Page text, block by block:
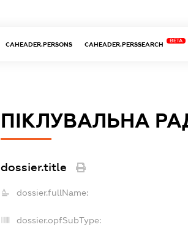
CAHEADER.PERSONS CAHEADER.PERSSEARCH
BETA
ПІКЛУВАЛЬНА
dossier.title
dossier.fullName:
dossier.opfSubType: